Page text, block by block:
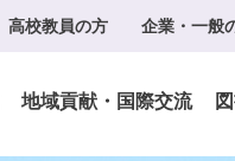
高校教員の方 企業・一般
地域貢献・国際交流